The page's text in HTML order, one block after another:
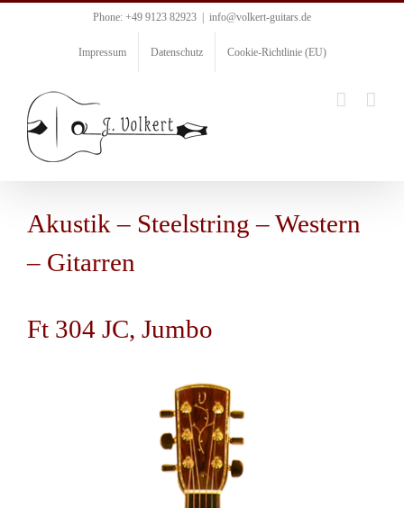
Phone: +49 9123 82923 info@volkert-guitars.de
Impressum Datenschutz Cookie-Richtlinie (EU)
Akustik – Steelstring – Western
– Gitarren
Ft 304 JC, Jumbo